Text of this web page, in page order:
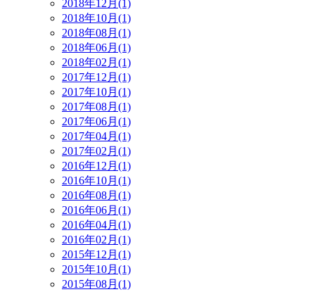
2018年12月(1)
2018年10月(1)
2018年08月(1)
2018年06月(1)
2018年02月(1)
2017年12月(1)
2017年10月(1)
2017年08月(1)
2017年06月(1)
2017年04月(1)
2017年02月(1)
2016年12月(1)
2016年10月(1)
2016年08月(1)
2016年06月(1)
2016年04月(1)
2016年02月(1)
2015年12月(1)
2015年10月(1)
2015年08月(1)